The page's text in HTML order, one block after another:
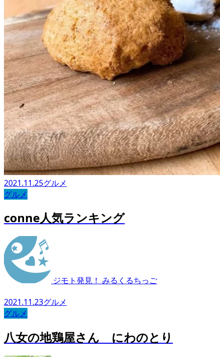
2021.11.25グルメ
グルメ
conne人気ランキング
ジモト発見！ みるくるちっご
2021.11.23グルメ
グルメ
八女の地鶏屋さん にわのとり